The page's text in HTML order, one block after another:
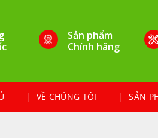
Sản phẩm
Chính hãng
VỀ CHÚNG TÔI SẢN